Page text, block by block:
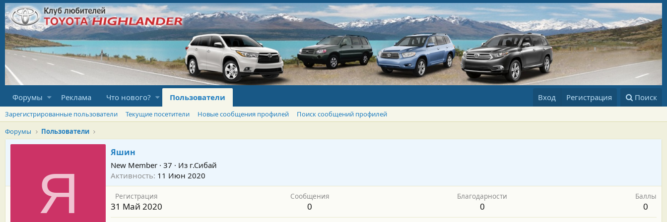
Форумы Реклама Что нового? Пользователи Вход Регистрация Поиск
Зарегистрированные пользователи Текущие посетители Новые сообщения профилей
Поиск сообщений профилей
Форумы
Пользователи
Я
Яшин
New Member · 37 · Из г.Сибай
Активность 11 Июн 2020
Регистрация
31 Май 2020
Сообщения
0
Благодарности
0
Баллы
0